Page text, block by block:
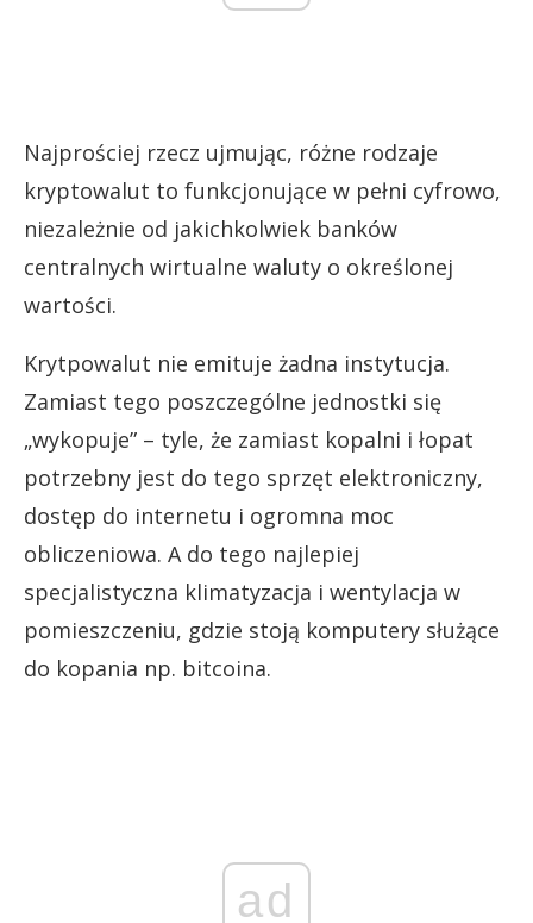
Najprościej rzecz ujmując, różne rodzaje
kryptowalut to funkcjonujące w pełni cyfrowo,
niezależnie od jakichkolwiek banków
centralnych wirtualne waluty o określonej
wartości.
Krytpowalut nie emituje żadna instytucja.
Zamiast tego poszczególne jednostki się
„wykopuje” – tyle, że zamiast kopalni i łopat
potrzebny jest do tego sprzęt elektroniczny,
dostęp do internetu i ogromna moc
obliczeniowa. A do tego najlepiej
specjalistyczna klimatyzacja i wentylacja w
pomieszczeniu, gdzie stoją komputery służące
do kopania np. bitcoina.
ad